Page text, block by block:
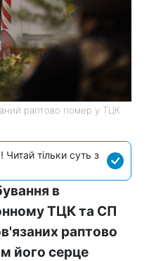
раптово помер у ТЦК
тільки суть з
в
ТЦК та СП
раптово
його серце